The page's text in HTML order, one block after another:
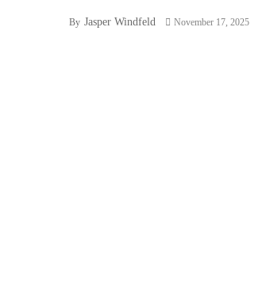
By Jasper Windfeld November 17, 2025